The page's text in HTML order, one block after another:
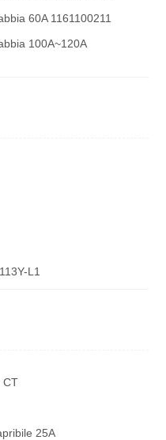
60A 1161100211
100A~120A
L1
CT
25A